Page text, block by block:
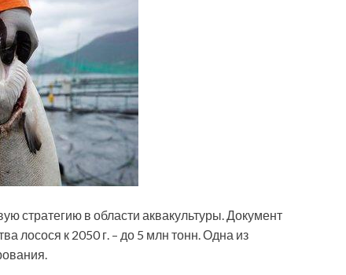
стратегию в области аквакультуры. Документ
лосося к 2050 г. – до 5 млн тонн. Одна из